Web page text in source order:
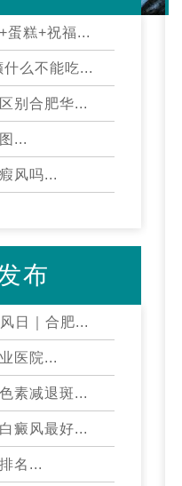
蛋糕+祝福...
么不能吃...
别合肥华...
...
风吗...
布
日｜合肥...
医院...
素减退斑...
癜风最好...
名...